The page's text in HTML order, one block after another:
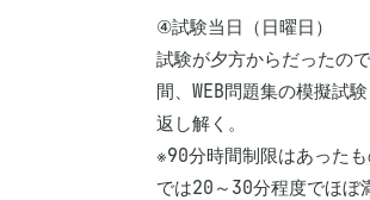
④試験当日（日曜日）
試験が夕方からだったの
間、WEB問題集の模擬試
返し解く。
※90分時間制限はあった
では20～30分程度でほぼ